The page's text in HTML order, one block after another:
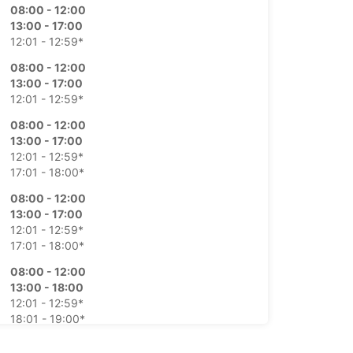
08:00 - 12:00
13:00 - 17:00
12:01 - 12:59*
08:00 - 12:00
13:00 - 17:00
12:01 - 12:59*
08:00 - 12:00
13:00 - 17:00
12:01 - 12:59*
17:01 - 18:00*
08:00 - 12:00
13:00 - 17:00
12:01 - 12:59*
17:01 - 18:00*
08:00 - 12:00
13:00 - 18:00
12:01 - 12:59*
18:01 - 19:00*